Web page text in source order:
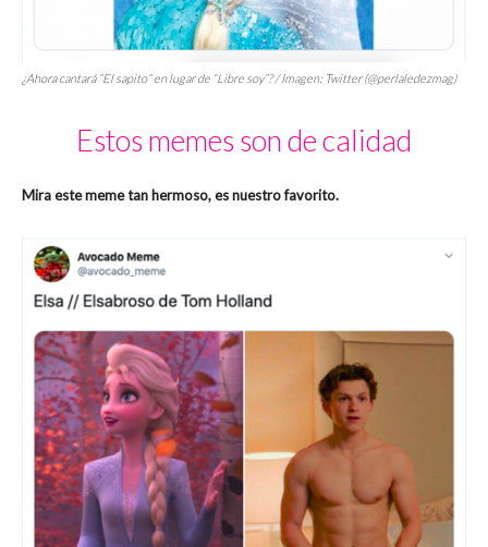
¿Ahora cantará “El sapito” en lugar de “Libre soy”? / Imagen: Twitter (@perlaledezmag)
Estos memes son de calidad
Mira este meme tan hermoso, es nuestro favorito.